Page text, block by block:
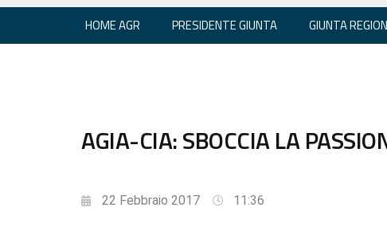
HOME AGR PRESIDENTE GIUNTA GIUNTA
AGIA-CIA: SBOCCIA LA
22 Febbraio 2017 11:36